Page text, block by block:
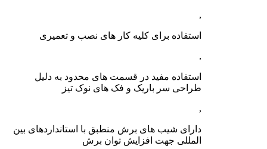
,
استفاده برای کلیه کار های نصب و تعمیری
,
استفاده مفید در قسمت های محدود به دلیل
طراحی سر باریک و فک های نوک تیز
,
دارای شیب های برش منطبق با استانداردهای بین
المللی جهت افزایش توان برش